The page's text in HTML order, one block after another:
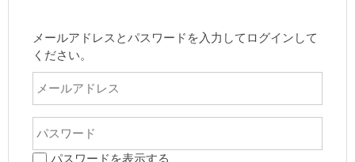
メールアドレスとパスワードを入力してログインして
ください。
パスワードを表示する